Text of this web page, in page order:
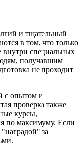
и тщательный
в том, что только
внутри специальных
получавшим
не проходит
с опытом и
проверка также
курсы,
по максимуму. Если
за